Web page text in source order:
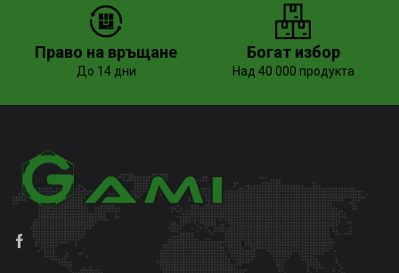
Право на връщане
До 14 дни
Богат избор
Над 40 000 продукта